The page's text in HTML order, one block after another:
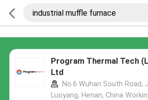
Program Thermal Tech
Ltd
No.6 Wuhan South Road,
Luoyang, Henan, China